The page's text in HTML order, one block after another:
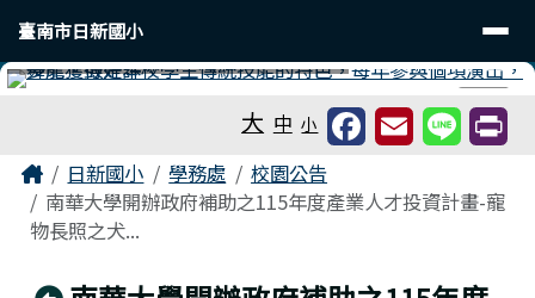
臺南市日新國小
導覽列
臺南市日新國小
⏸
大 中 小
主內容區域
Home日新國小 學務處
校園公告
南華大學開辦政府補助之115年度產業人才投資計畫-寵
物長照之犬...
頁尾區域